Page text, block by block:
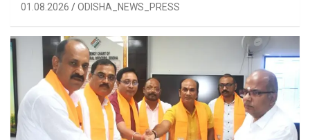
01.08.2026 ODISHA_NEWS_PRESS